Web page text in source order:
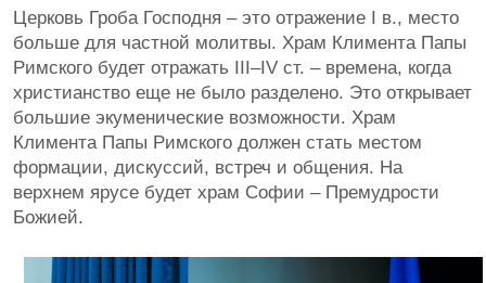
Церковь Гроба Господня – это отражение І в., место
больше для частной молитвы. Храм Климента Папы
Римского будет отражать III–IV ст. – времена, когда
христианство еще не было разделено. Это открывает
большие экуменические возможности. Храм
Климента Папы Римского должен стать местом
формации, дискуссий, встреч и общения. На
верхнем ярусе будет храм Софии – Премудрости
Божией.